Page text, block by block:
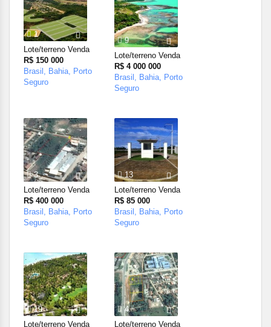
1
Lote/terreno Venda
R$ 150 000
Brasil, Bahia, Porto
Seguro
9
Lote/terreno Venda
R$ 4 000 000
Brasil, Bahia, Porto
Seguro
3
Lote/terreno Venda
R$ 400 000
Brasil, Bahia, Porto
Seguro
13
Lote/terreno Venda
R$ 85 000
Brasil, Bahia, Porto
Seguro
19
Lote/terreno Venda
4
Lote/terreno Venda